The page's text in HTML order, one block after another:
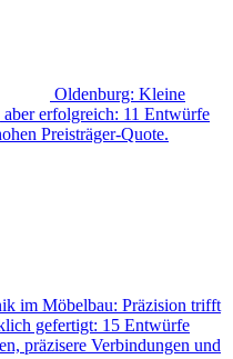
Oldenburg: Kleine
erfolgreich: 11 Entwürfe
Preisträger-Quote.
im Möbelbau: Präzision trifft
gefertigt: 15 Entwürfe
präzisere Verbindungen und